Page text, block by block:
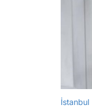
İstanbul